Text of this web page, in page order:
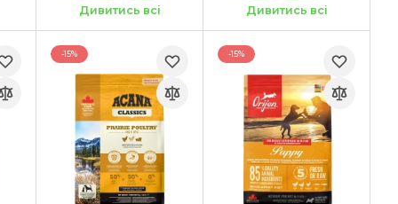
Акция:Дивитись всі Акция:Дивитись всі
-15% -15%